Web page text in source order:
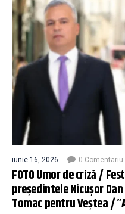
iunie 16, 2026 0 Comentariu
FOTO Umor de criză /
președintele Nicușor
Tomac pentru Veștea /